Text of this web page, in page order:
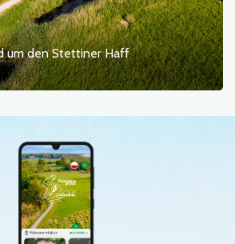
um den Stettiner Haff